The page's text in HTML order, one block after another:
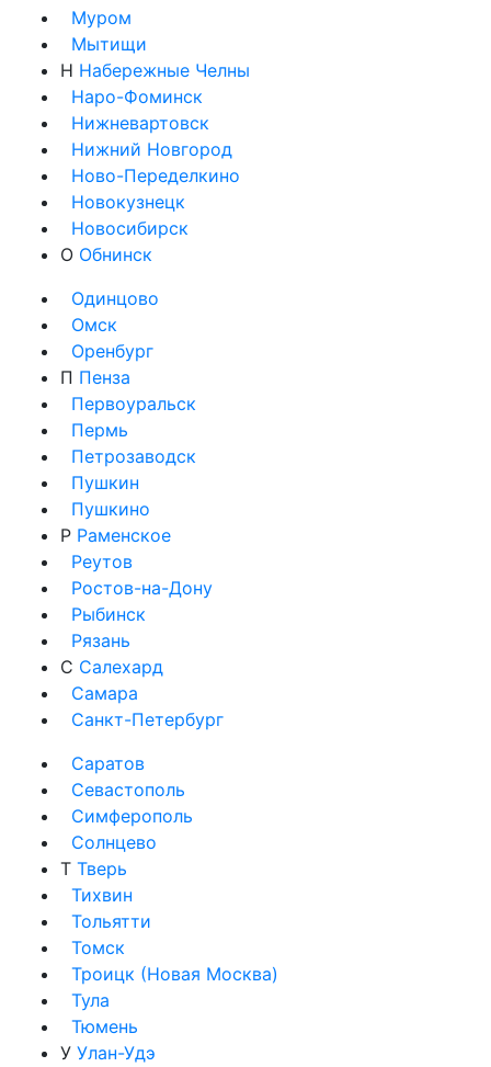
Муром
Мытищи
Н Набережные Челны
Наро-Фоминск
Нижневартовск
Нижний Новгород
Ново-Переделкино
Новокузнецк
Новосибирск
О Обнинск
Одинцово
Омск
Оренбург
П Пенза
Первоуральск
Пермь
Петрозаводск
Пушкин
Пушкино
Р Раменское
Реутов
Ростов-на-Дону
Рыбинск
Рязань
С Салехард
Самара
Санкт-Петербург
Саратов
Севастополь
Симферополь
Солнцево
Т Тверь
Тихвин
Тольятти
Томск
Троицк (Новая Москва)
Тула
Тюмень
У Улан-Удэ